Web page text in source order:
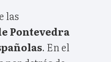
las
Pontevedra
. En el